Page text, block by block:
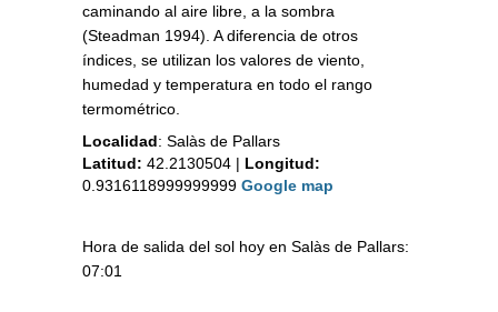
caminando al aire libre, a la sombra
(Steadman 1994). A diferencia de otros
índices, se utilizan los valores de viento,
humedad y temperatura en todo el rango
termométrico.
Localidad: Salàs de Pallars
Latitud: 42.2130504 | Longitud:
0.9316118999999999 Google map
Hora de salida del sol hoy en Salàs de Pallars:
07:01